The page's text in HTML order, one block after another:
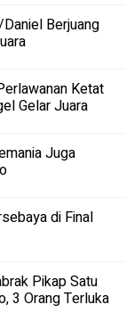
Berjuang
Ketat
Gelar Juara
Juga
di Final
Pikap Satu
3 Orang Terluka